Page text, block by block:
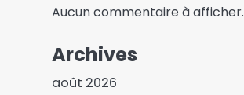
Aucun commentaire à afficher.
Archives
août 2026